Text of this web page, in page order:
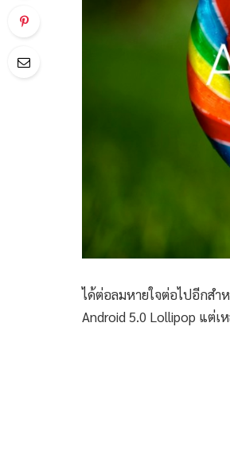
ได้ต่อลมหายใจต่อไปอีกสำ
Android 5.0 Lollipop แต่เ